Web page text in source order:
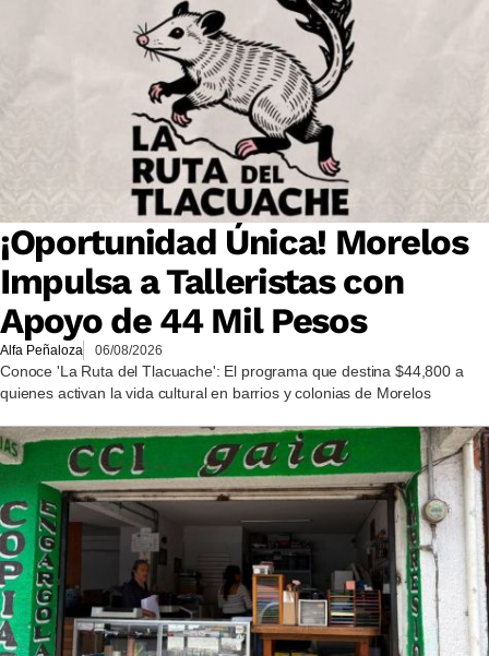
¡Oportunidad Única! Morelos
Impulsa a Talleristas con
Apoyo de 44 Mil Pesos
Alfa Peñaloza 06/08/2026
Conoce 'La Ruta del Tlacuache': El programa que destina $44,800 a
quienes activan la vida cultural en barrios y colonias de Morelos